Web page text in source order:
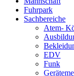
Fuhrpark
Sachbereiche
Atem-
EDV
Funk